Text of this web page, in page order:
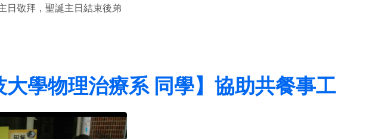
日敬拜，聖誕主日結束後弟
學物理治療系 同學】協助共餐事工